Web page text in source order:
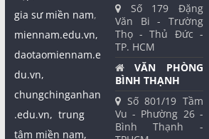
gia sư miền nam,
miennam.edu.vn,
daotaomiennam.e
du.vn,
chungchinganhan
.edu.vn, trung
tâm miền nam,
Số 179 Đặng
Văn Bi - Trường
Thọ - Thủ Đức -
TP. HCM
VĂN PHÒNG
BÌNH THẠNH
Số 801/19 Tầm
Vu - Phường 26 -
Bình Thạnh -